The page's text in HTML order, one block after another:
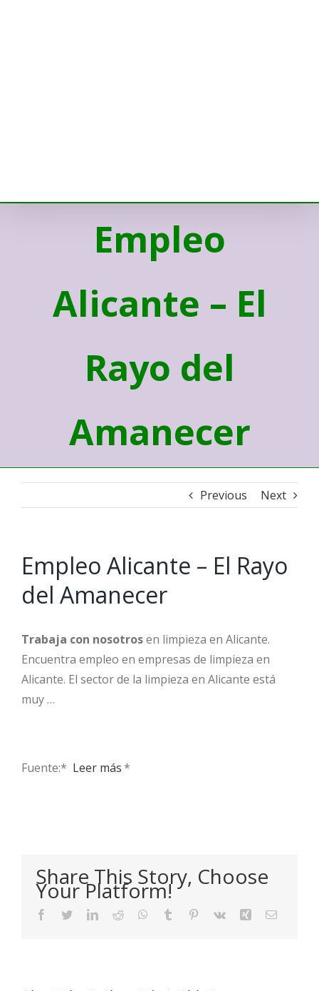
Empleo
Alicante – El
Rayo del
Amanecer
Previous Next
Empleo Alicante – El Rayo
del Amanecer
Trabaja con nosotrosen limpieza en Alicante.
Encuentra empleo en empresas de limpieza en
Alicante. El sector de la limpieza en Alicante está
muy …
Fuente:* ​ Leer más*
Share This Story, Choose
Your Platform!
Facebook
TwitterLinkedIn
Reddit WhatsApp
Tumblr Pinterest
Vk Xing Email